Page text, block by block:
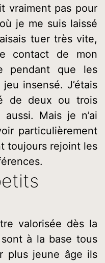
vraiment pas pour
je me suis laissé
tuer très vite,
contact de mon
pendant que les
insensé. J’étais
de deux ou trois
Mais je n’ai
particulièrement
toujours rejoint les
valorisée dès la
à la base tous
plus jeune âge ils